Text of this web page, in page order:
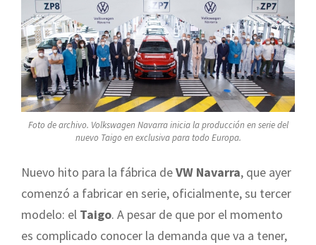
Foto de archivo. Volkswagen Navarra inicia la producción en serie del
nuevo Taigo en exclusiva para todo Europa.
Nuevo hito para la fábrica deVW Navarra, que ayer
comenzó a fabricar en serie, oficialmente, su tercer
modelo: el Taigo. A pesar de que por el momento
es complicado conocer la demanda que va a tener,